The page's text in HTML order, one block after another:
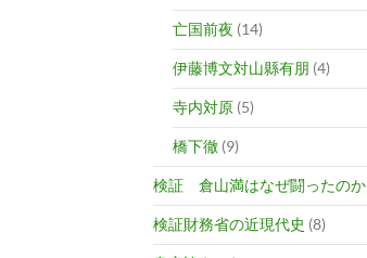
亡国前夜 (14)
伊藤博文対山縣有朋 (4)
寺内対原 (5)
橋下徹 (9)
検証 倉山満はなぜ闘ったのか
検証財務省の近現代史 (8)